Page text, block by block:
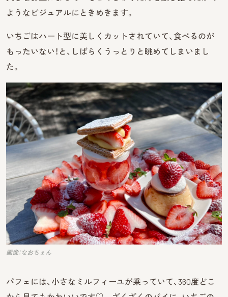
ようなビジュアルにときめきます。
いちごはハート型に美しくカットされていて、食べるのが
もったいない！と、しばらくうっとりと眺めてしまいまし
た。
画像：なおちぇん
パフェには、小さなミルフィーユが乗っていて、360度どこ